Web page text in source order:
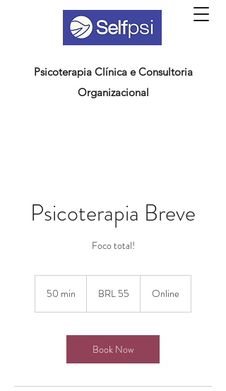
Psicoterapia Clínica e Consultoria
Organizacional
Psicoterapia Breve
Foco total!
50 min
i
realsBRL 55 Online
Book Now